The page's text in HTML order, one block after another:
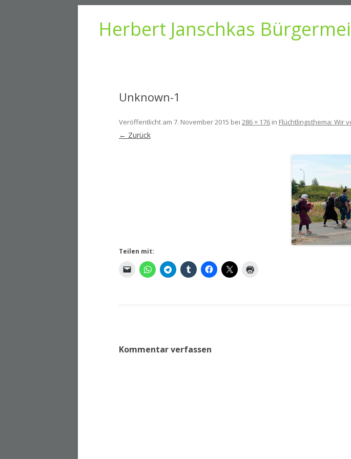
Herbert Janschkas
Unknown-1
Veröffentlicht am 7. November 2015 bei 286 × 176 in Flüchtlingsthema: Wir
← Zurück
Teilen mit:
Kommentar verfassen